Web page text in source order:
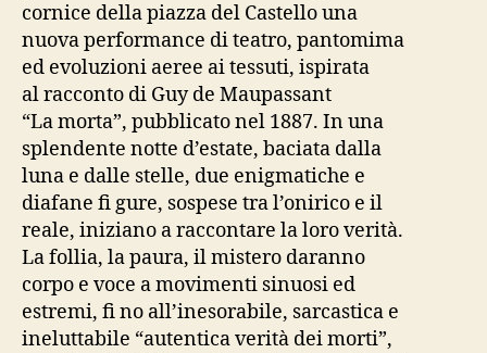
cornice della piazza del Castello una
nuova performance di teatro, pantomima
ed evoluzioni aeree ai tessuti, ispirata
al racconto di Guy de Maupassant
“La morta”, pubblicato nel 1887. In una
splendente notte d’estate, baciata dalla
luna e dalle stelle, due enigmatiche e
diafane fi gure, sospese tra l’onirico e il
reale, iniziano a raccontare la loro verità.
La follia, la paura, il mistero daranno
corpo e voce a movimenti sinuosi ed
estremi, fi no all’inesorabile, sarcastica e
ineluttabile “autentica verità dei morti”,